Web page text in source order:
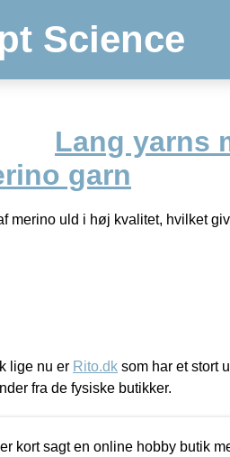
Science
Lang yarns
garn
merino uld i høj kvalitet, hvilket
lige nu er Rito.dk som har et stort
fra de fysiske butikker.
kort sagt en online hobby butik